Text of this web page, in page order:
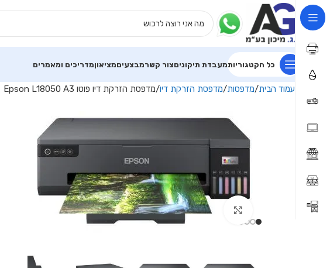
כל הקטגוריותמעבדת תיקוניםצור קשרמבצעיםמציאוןמדריכים ומאמרים
עמוד הבית מדפסות מדפסת הזרקת דיו מדפסת ‏הזרקת דיו ‏פוטו Epson L18050 A3
Click to enlarge